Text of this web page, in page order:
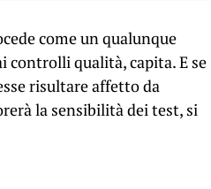
come un qualunque
controlli qualità, capita. E se
risultare affetto da
la sensibilità dei test, si